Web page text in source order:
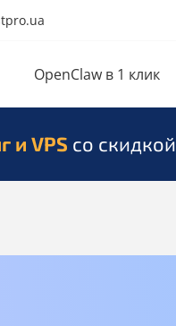
OpenClaw в 1 клик
и VPS со скидкой